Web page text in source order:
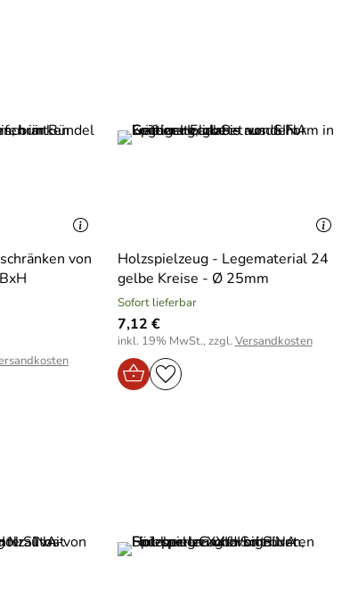
von
Holzspielzeug - Legematerial 24
gelbe Kreise - Ø 25mm
Sofort lieferbar
7,12 €
inkl. 19% MwSt., zzgl. Versandkosten